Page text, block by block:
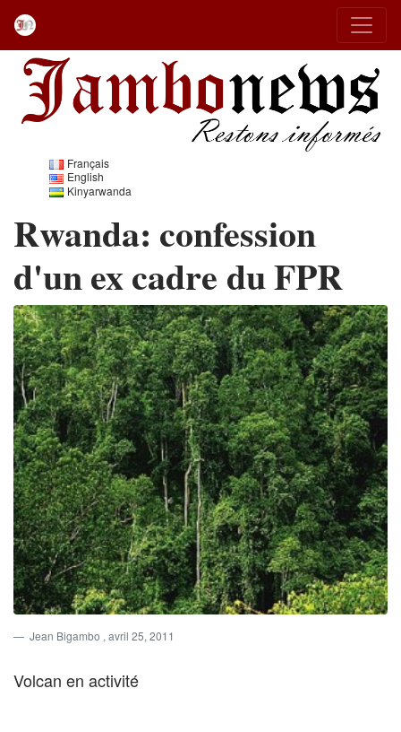
Français
English
Kinyarwanda
Rwanda: confession
d'un ex cadre du FPR
Jean Bigambo , avril 25, 2011
Volcan en activité